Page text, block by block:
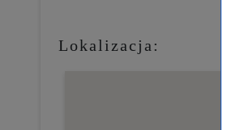
Lokalizacja: